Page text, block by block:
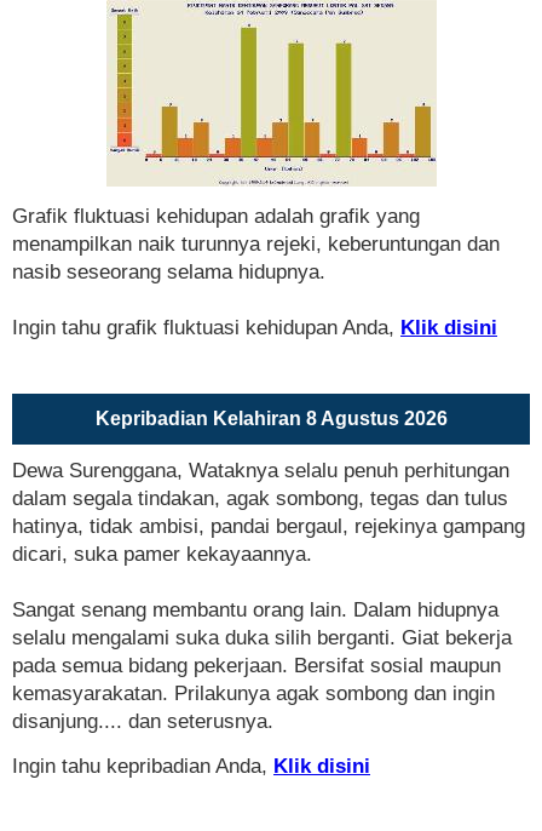
Grafik fluktuasi kehidupan adalah grafik yang
menampilkan naik turunnya rejeki, keberuntungan dan
nasib seseorang selama hidupnya.
Ingin tahu grafik fluktuasi kehidupan Anda, Klik disini
Kepribadian Kelahiran 8 Agustus 2026
Dewa Surenggana, Wataknya selalu penuh perhitungan
dalam segala tindakan, agak sombong, tegas dan tulus
hatinya, tidak ambisi, pandai bergaul, rejekinya gampang
dicari, suka pamer kekayaannya.
Sangat senang membantu orang lain. Dalam hidupnya
selalu mengalami suka duka silih berganti. Giat bekerja
pada semua bidang pekerjaan. Bersifat sosial maupun
kemasyarakatan. Prilakunya agak sombong dan ingin
disanjung.... dan seterusnya.
Ingin tahu kepribadian Anda, Klik disini